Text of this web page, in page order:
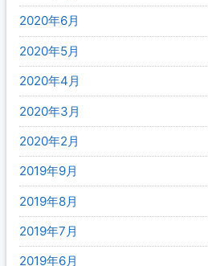
2020年6月
2020年5月
2020年4月
2020年3月
2020年2月
2019年9月
2019年8月
2019年7月
2019年6月